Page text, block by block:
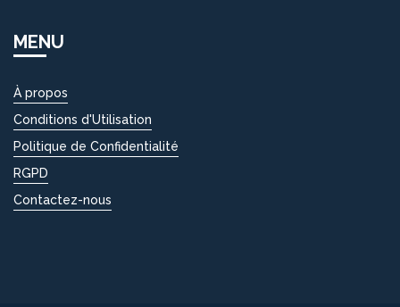
MENU
À propos
Conditions d'Utilisation
Politique de Confidentialité
RGPD
Contactez-nous